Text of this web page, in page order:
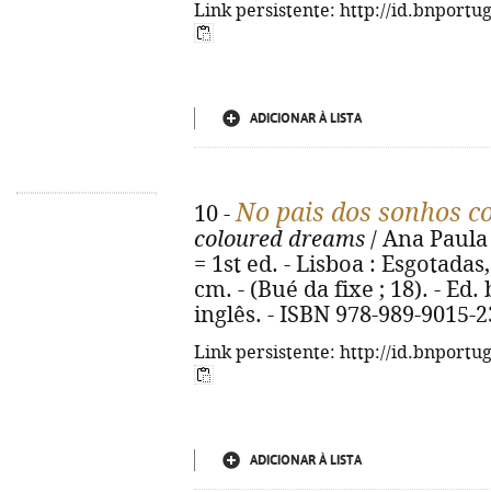
Link persistente: http://
ADICIONAR À LISTA
10 -No pais dos sonhos
coloured dreams / Ana
= 1st ed. - Lisboa :
cm. - (Bué da fixe ; 18). -
inglês. - ISBN 978-989-9015-
Link persistente: http://
ADICIONAR À LISTA